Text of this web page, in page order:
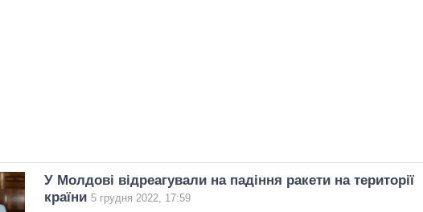
У Молдові відреагували на падіння ракети на території
країни 5 грудня 2022, 17:59